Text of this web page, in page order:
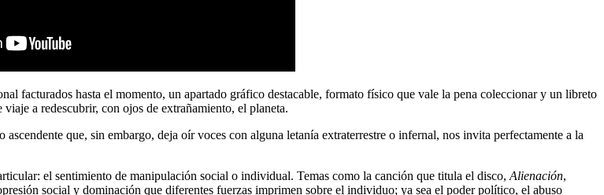
facturados hasta el momento, un apartado gráfico destacable, formato físico que vale la pena coleccionar y un libreto
a redescubrir, con ojos de extrañamiento, el planeta.
que, sin embargo, deja oír voces con alguna letanía extraterrestre o infernal, nos invita perfectamente a la
el sentimiento de manipulación social o individual. Temas como la canción que titula el disco, Alienación,
social y dominación que diferentes fuerzas imprimen sobre el individuo; ya sea el poder político, el abuso